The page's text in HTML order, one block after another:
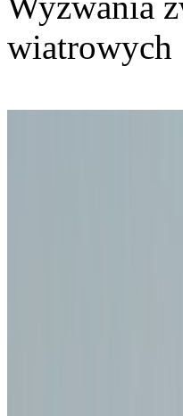
wiatrowych